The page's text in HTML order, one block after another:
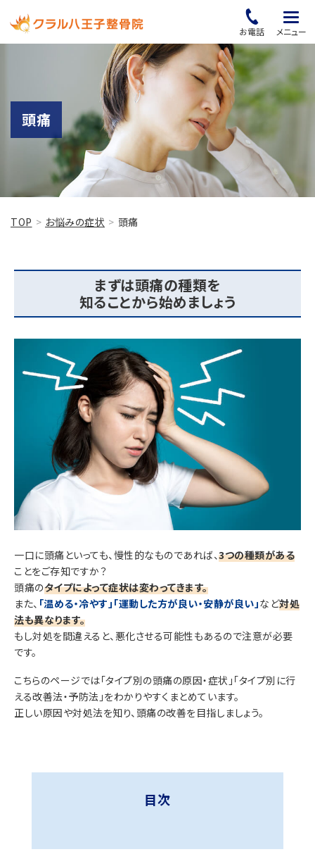
お電話 メニュー
頭痛
TOP お悩みの症状 頭痛
まずは頭痛の種類を
知ることから始めましょう
一口に頭痛といっても、慢性的なものであれば、3つの種類がある
ことをご存知ですか？
頭痛のタイプによって症状は変わってきます。
また、 「温める・冷やす」「運動した方が良い・安静が良い」など対処
法も異なります。
もし対処を間違えると、悪化させる可能性もあるので注意が必要
です。
こちらのページでは「タイプ別の頭痛の原因・症状」「タイプ別に行
える改善法・予防法」をわかりやすくまとめています。
正しい原因や対処法を知り、頭痛の改善を目指しましょう。
目次